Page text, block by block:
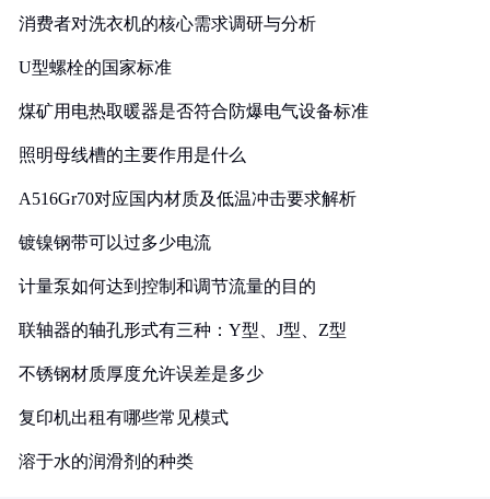
消费者对洗衣机的核心需求调研与分析
U型螺栓的国家标准
煤矿用电热取暖器是否符合防爆电气设备标准
照明母线槽的主要作用是什么
A516Gr70对应国内材质及低温冲击要求解析
镀镍钢带可以过多少电流
计量泵如何达到控制和调节流量的目的
联轴器的轴孔形式有三种：Y型、J型、Z型
不锈钢材质厚度允许误差是多少
复印机出租有哪些常见模式
溶于水的润滑剂的种类